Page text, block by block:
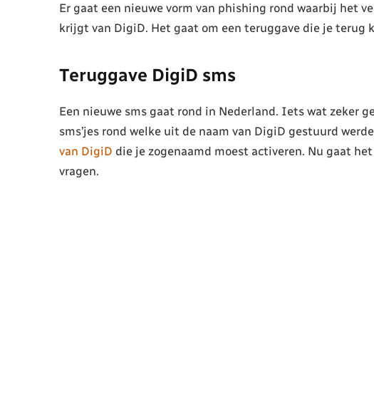
Er gaat een nieuwe vorm van phishing rond waarbij het
krijgt van DigiD. Het gaat om een teruggave die je terug
Teruggave DigiD sms
Een nieuwe sms gaat rond in Nederland. Iets wat zeker
sms’jes rond welke uit de naam van DigiD gestuurd
van DigiD die je zogenaamd moest activeren. Nu gaat
vragen.